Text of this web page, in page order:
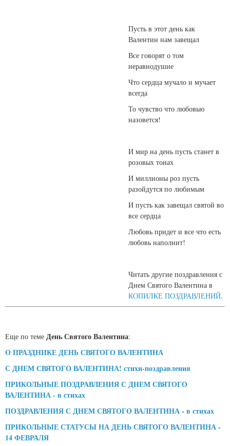
Пусть в этот день как
Валентин нам завещал
Все говорят о том
неравнодушие
Что сердца мучало и мучает
всегда
То чувство что любовью
назовется!
И мир на день пусть станет в
розовых тонах
И миллионы роз пусть
разойдутся по любимым
И пусть как завещал святой во
все сердца
Любовь придет и все что есть
любовь наполнит!
Читать другие поздравления с
Днем Святого Валентина в
КОПИЛКЕ ПОЗДРАВЛЕНИЙ.
Еще по теме День Святого Валентина:
О ПРАЗДНИКЕ ДЕНЬ СВЯТОГО ВАЛЕНТИНА
С ДНЕМ СВЯТОГО ВАЛЕНТИНА! стихи-поздравления
ПРИКОЛЬНЫЕ ПОЗДРАВЛЕНИЯ С ДНЕМ СВЯТОГО
ВАЛЕНТИНА - в стихах
ПОЗДРАВЛЕНИЯ С ДНЕМ СВЯТОГО ВАЛЕНТИНА - в стихах
ПРИКОЛЬНЫЕ СТАТУСЫ НА ДЕНЬ СВЯТОГО ВАЛЕНТИНА -
14 ФЕВРАЛЯ